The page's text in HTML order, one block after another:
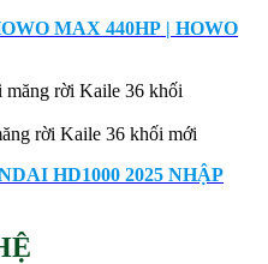
MAX 440HP | HOWO
rời Kaile 36 khối mới
HD1000 2025 NHẬP